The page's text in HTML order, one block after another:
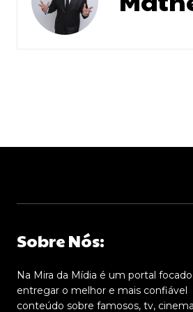
Sobre Nós:
Na Mira da Mídia é um portal
entregar o melhor e mais confiável
conteúdo sobre famosos, tv,